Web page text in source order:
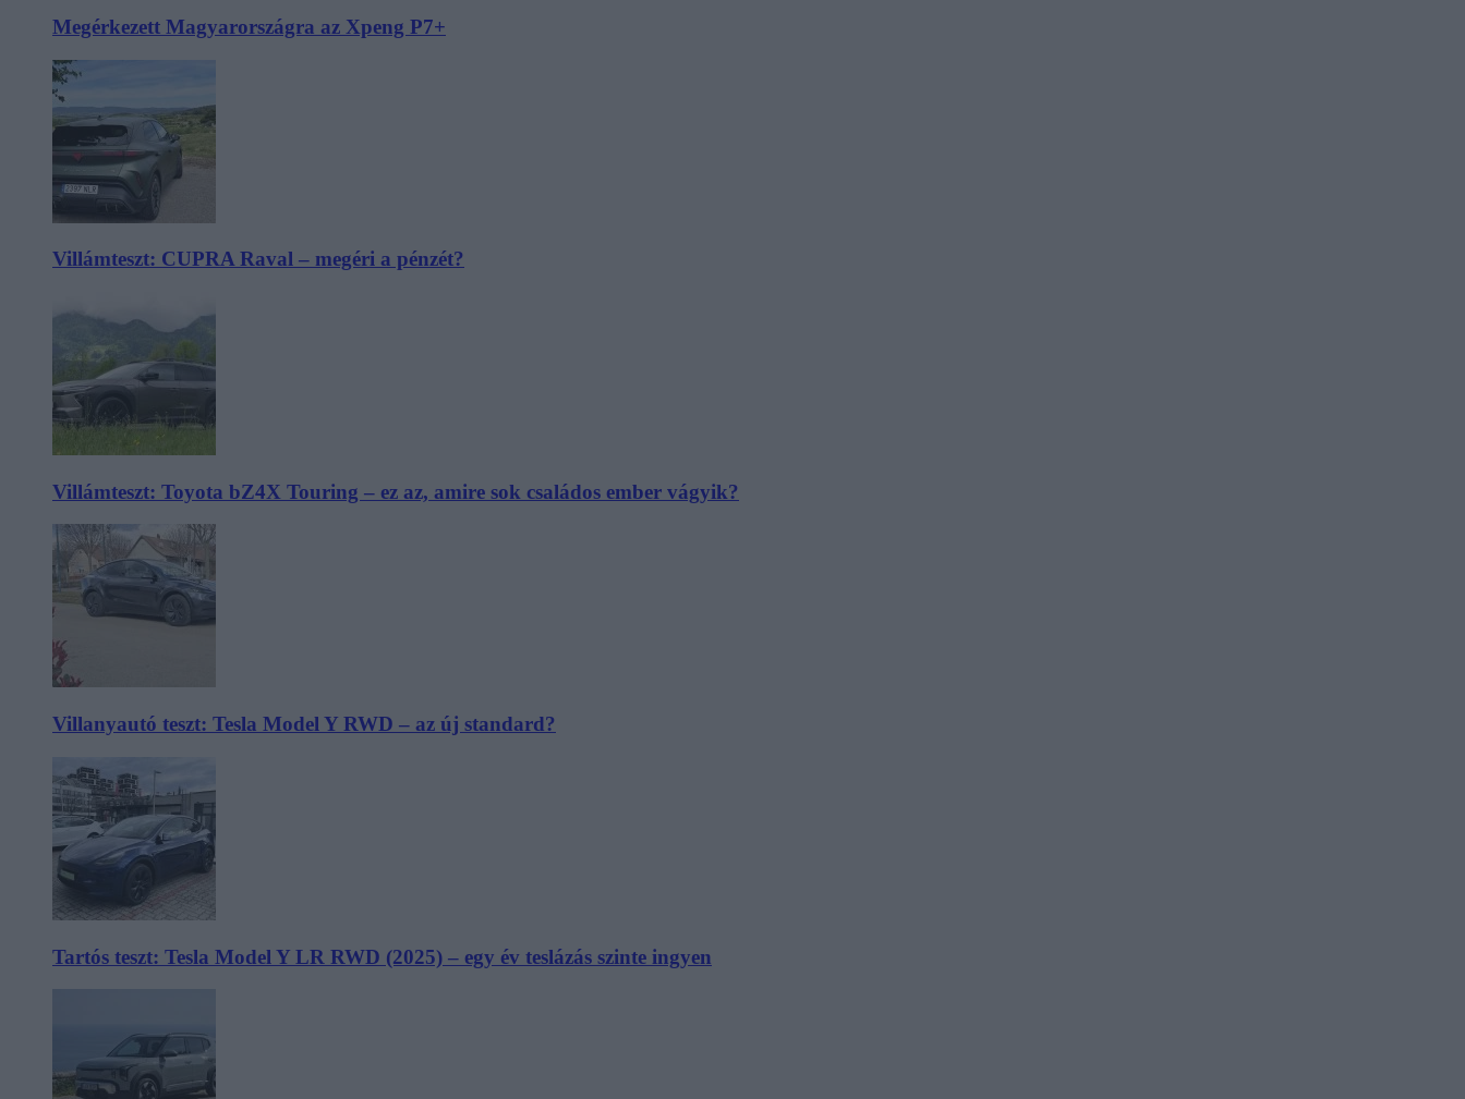
Megérkezett Magyarországra az Xpeng P7+
Villámteszt: CUPRA Raval – megéri a pénzét?
Villámteszt: Toyota bZ4X Touring – ez az, amire sok családos ember vágyik?
Villanyautó teszt: Tesla Model Y RWD – az új standard?
Tartós teszt: Tesla Model Y LR RWD (2025) – egy év teslázás szinte ingyen